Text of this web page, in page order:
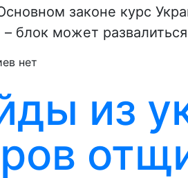
законе курс
блок может
нет
из